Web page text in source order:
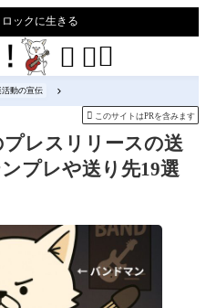
ックに生きる
 
活動の宣伝
 このサイトはPRを含みます
レスリリースの送
プレや送り先19選